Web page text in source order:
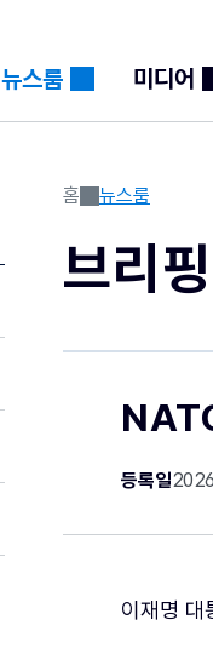
뉴스룸 미디어
홈 뉴스룸
브리핑
등록일
이재명 대